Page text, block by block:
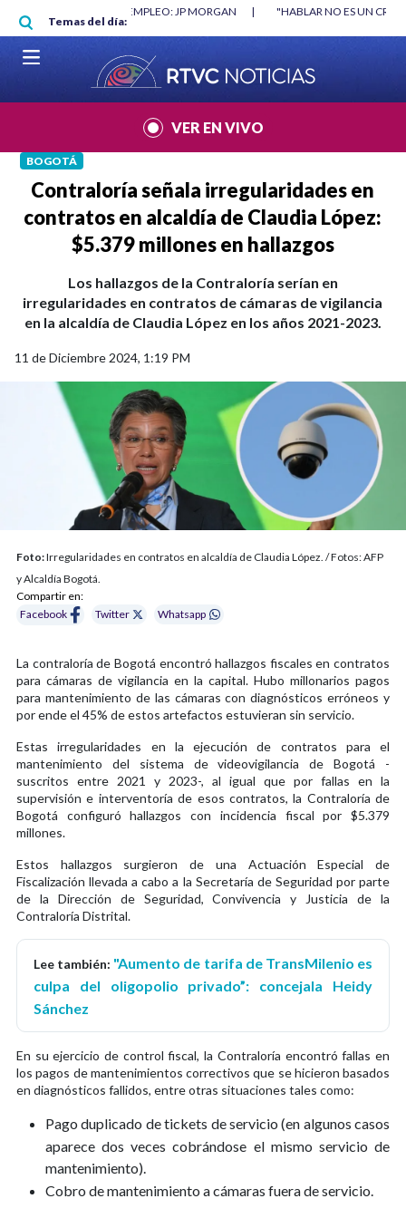
Pasar al contenido principal
Temas del día:
"HABLAR NO ES UN CRIMEN": CARTA DE BETO CORAL |
VER EN VIVO
BOGOTÁ
Contraloría señala irregularidades en
contratos en alcaldía de Claudia López:
$5.379 millones en hallazgos
Los hallazgos de la Contraloría serían en
irregularidades en contratos de cámaras de vigilancia
en la alcaldía de Claudia López en los años 2021-2023.
11 de Diciembre 2024, 1:19 PM
Foto:Irregularidades en contratos en alcaldía de Claudia López. / Fotos: AFP
y Alcaldía Bogotá.
Compartir en:
Facebook
Twitter Whatsapp
La contraloría de Bogotá encontró hallazgos fiscales en contratos
para cámaras de vigilancia en la capital. Hubo millonarios pagos
para mantenimiento de las cámaras con diagnósticos erróneos y
por ende el 45% de estos artefactos estuvieran sin servicio.
Estas irregularidades en la ejecución de contratos para el
mantenimiento del sistema de videovigilancia de Bogotá -
suscritos entre 2021 y 2023-, al igual que por fallas en la
supervisión e interventoría de esos contratos, la Contraloría de
Bogotá configuró hallazgos con incidencia fiscal por $5.379
millones.
Estos hallazgos surgieron de una Actuación Especial de
Fiscalización llevada a cabo a la Secretaría de Seguridad por parte
de la Dirección de Seguridad, Convivencia y Justicia de la
Contraloría Distrital.
Lee también: "Aumento de tarifa de TransMilenio es
culpa del oligopolio privado”: concejala Heidy
Sánchez
En su ejercicio de control fiscal, la Contraloría encontró fallas en
los pagos de mantenimientos correctivos que se hicieron basados
en diagnósticos fallidos, entre otras situaciones tales como:
Pago duplicado de tickets de servicio (en algunos casos
aparece dos veces cobrándose el mismo servicio de
mantenimiento).
Cobro de mantenimiento a cámaras fuera de servicio.